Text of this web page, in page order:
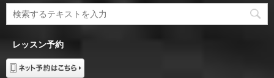
レッスン予約